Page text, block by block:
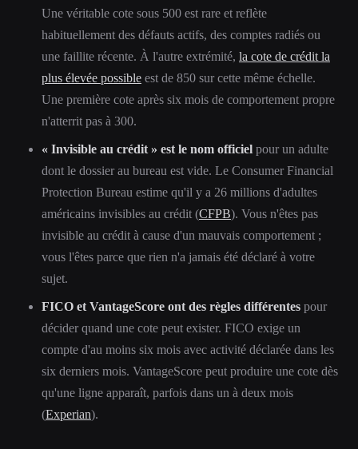
Une véritable cote sous 500 est rare et reflète
habituellement des défauts actifs, des comptes radiés ou
une faillite récente. À l'autre extrémité, la cote de crédit la
plus élevée possible est de 850 sur cette même échelle.
Une première cote après six mois de comportement propre
n'atterrit pas à 300.
« Invisible au crédit » est le nom officiel pour un adulte
dont le dossier au bureau est vide. Le Consumer Financial
Protection Bureau estime qu'il y a 26 millions d'adultes
américains invisibles au crédit (CFPB). Vous n'êtes pas
invisible au crédit à cause d'un mauvais comportement ;
vous l'êtes parce que rien n'a jamais été déclaré à votre
sujet.
FICO et VantageScore ont des règles différentes pour
décider quand une cote peut exister. FICO exige un
compte d'au moins six mois avec activité déclarée dans les
six derniers mois. VantageScore peut produire une cote dès
qu'une ligne apparaît, parfois dans un à deux mois
(Experian).